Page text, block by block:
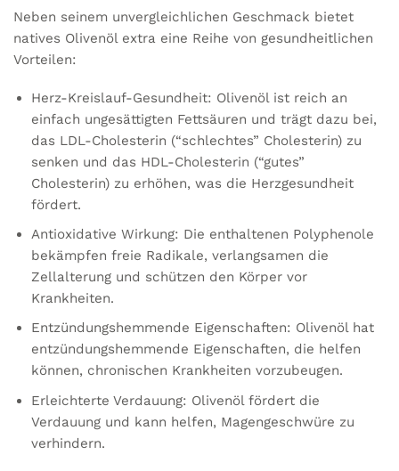
Neben seinem unvergleichlichen Geschmack bietet
natives Olivenöl extra eine Reihe von gesundheitlichen
Vorteilen:
Herz-Kreislauf-Gesundheit: Olivenöl ist reich an
einfach ungesättigten Fettsäuren und trägt dazu bei,
das LDL-Cholesterin (“schlechtes” Cholesterin) zu
senken und das HDL-Cholesterin (“gutes”
Cholesterin) zu erhöhen, was die Herzgesundheit
fördert.
Antioxidative Wirkung: Die enthaltenen Polyphenole
bekämpfen freie Radikale, verlangsamen die
Zellalterung und schützen den Körper vor
Krankheiten.
Entzündungshemmende Eigenschaften: Olivenöl hat
entzündungshemmende Eigenschaften, die helfen
können, chronischen Krankheiten vorzubeugen.
Erleichterte Verdauung: Olivenöl fördert die
Verdauung und kann helfen, Magengeschwüre zu
verhindern.